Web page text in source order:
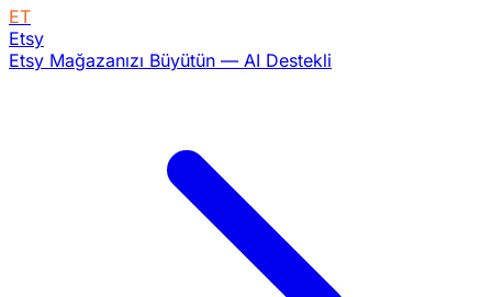
ET
Etsy
Etsy Mağazanızı Büyütün — AI Destekli